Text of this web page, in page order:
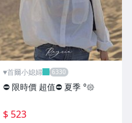
♥️首爾小媳婦
⛔️ 限時價 超值⛔️ 夏季 °𑁍
$ 523